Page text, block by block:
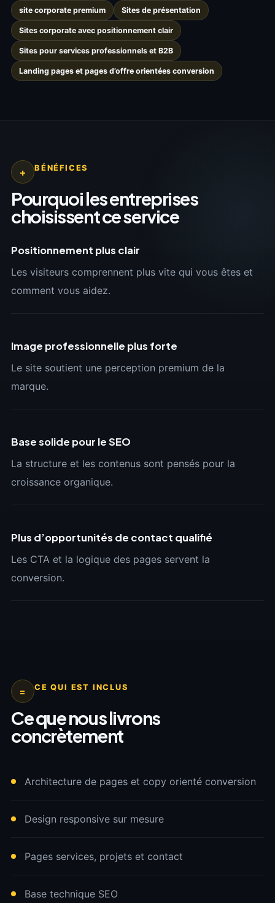
site corporate premium Sites de présentation
Sites corporate avec positionnement clair
Sites pour services professionnels et B2B
Landing pages et pages d’offre orientées conversion
+ BÉNÉFICES
Pourquoi les entreprises
choisissent ce service
Positionnement plus clair
Les visiteurs comprennent plus vite qui vous êtes et
comment vous aidez.
Image professionnelle plus forte
Le site soutient une perception premium de la
marque.
Base solide pour le SEO
La structure et les contenus sont pensés pour la
croissance organique.
Plus d’opportunités de contact qualifié
Les CTA et la logique des pages servent la
conversion.
= CE QUI EST INCLUS
Ce que nous livrons
concrètement
Architecture de pages et copy orienté conversion
Design responsive sur mesure
Pages services, projets et contact
Base technique SEO